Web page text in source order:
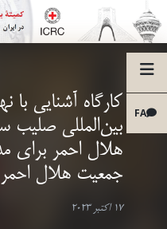
FA
کارگاه آشنایی با
بین‌المللی صلیب
هلال احمر برای
جمعیت هلال احمر
17 اکتبر 2023